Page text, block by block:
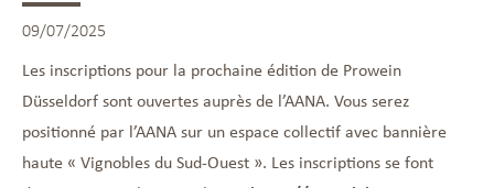
09/07/2025
Les inscriptions pour la prochaine édition de Prowein
Düsseldorf sont ouvertes auprès de l’AANA. Vous serez
positionné par l’AANA sur un espace collectif avec bannière
haute « Vignobles du Sud-Ouest ». Les inscriptions se font